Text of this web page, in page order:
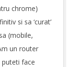
chrome)
si sa ‘curat’
(mobile,
un router
face